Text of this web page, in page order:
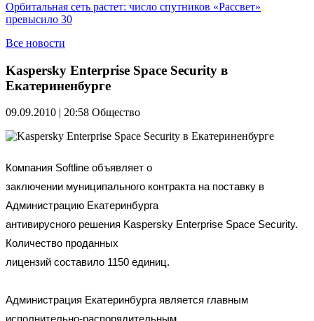
Орбитальная сеть растет: число спутников «Рассвет»
превысило 30
Все новости
Kaspersky Enterprise Space Security в
Екатериненбурге
09.09.2010 | 20:58 Общество
Компания Softline объявляет о
заключении муниципального контракта на поставку в
Администрацию Екатеринбурга
антивирусного решения Kaspersky Enterprise Space Security.
Количество проданных
лицензий составило 1150 единиц.
Администрация Екатеринбурга является главным